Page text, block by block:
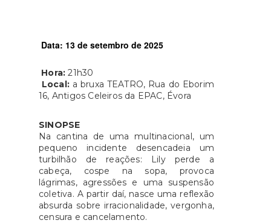
Data: 13 de setembro de 2025
Hora: 21h30
Local: a bruxa TEATRO, Rua do Eborim
16, Antigos Celeiros da EPAC, Évora
SINOPSE
Na cantina de uma multinacional, um
pequeno incidente desencadeia um
turbilhão de reações: Lily perde a
cabeça, cospe na sopa, provoca
lágrimas, agressões e uma suspensão
coletiva. A partir daí, nasce uma reflexão
absurda sobre irracionalidade, vergonha,
censura e cancelamento.